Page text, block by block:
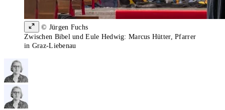
© Jürgen Fuchs
Zwischen Bibel und Eule Hedwig: Marcus Hütter, Pfarrer
in Graz-Liebenau